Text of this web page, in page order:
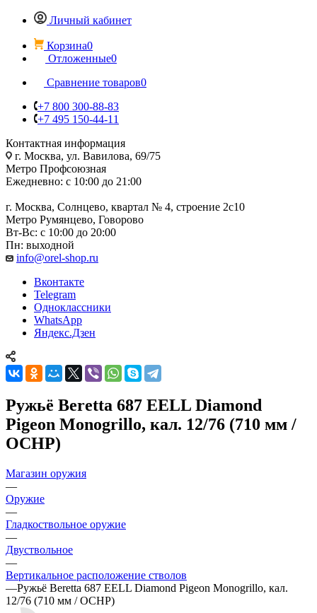
Личный кабинет
Корзина0
Отложенные0
Сравнение товаров0
+7 800 300-88-83
+7 495 150-44-11
Контактная информация
г. Москва, ул. Вавилова, 69/75
Метро Профсоюзная
Ежедневно: с 10:00 до 21:00
г. Москва, Солнцево, квартал № 4, строение 2с10
Метро Румянцево, Говорово
Вт-Вс: с 10:00 до 20:00
Пн: выходной
info@orel-shop.ru
Вконтакте
Telegram
Одноклассники
WhatsApp
Яндекс.Дзен
Ружьё Beretta 687 EELL Diamond
Pigeon Monogrillo, кал. 12/76 (710 мм /
OCHP)
Магазин оружия
—
Оружие
—
Гладкоствольное оружие
—
Двуствольное
—
Вертикальное расположение стволов
—Ружьё Beretta 687 EELL Diamond Pigeon Monogrillo, кал.
12/76 (710 мм / OCHP)